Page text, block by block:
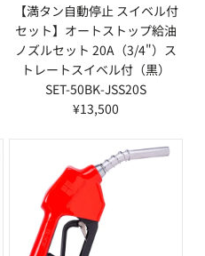
【満タン自動停止 スイベル付
セット】オートストップ給油
ノズルセット 20A（3/4"）ス
トレートスイベル付（黒）
SET-50BK-JSS20S
¥13,500